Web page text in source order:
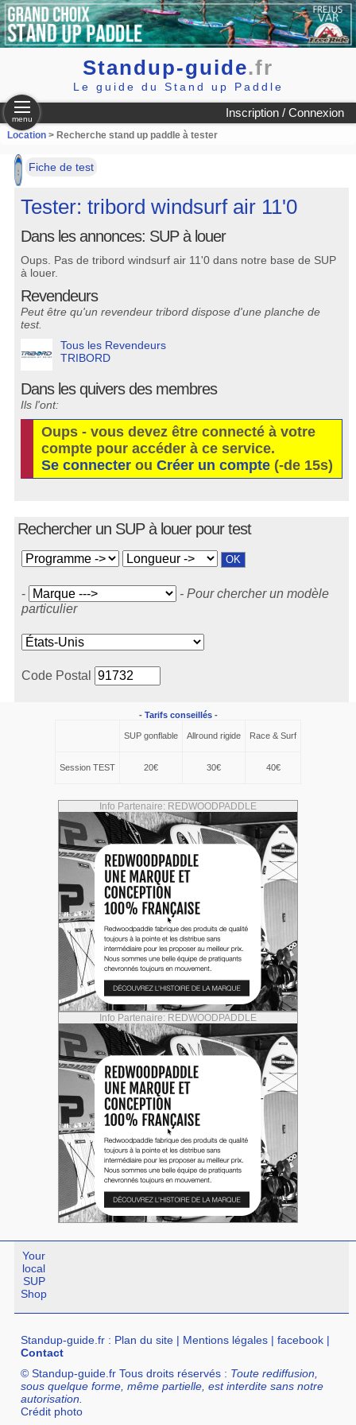
Standup-guide.fr
Le guide du Stand up Paddle
Inscription / Connexion
menu
Location> Recherche stand up paddle à tester
Fiche de test
Tester: tribord windsurf air 11'0
Dans les annonces: SUP à louer
Oups. Pas de tribord windsurf air 11'0 dans notre base de SUP
à louer.
Revendeurs
Peut être qu'un revendeur tribord dispose d'une planche de
test.
Tous les Revendeurs
TRIBORD
Dans les quivers des membres
Ils l'ont:
Oups - vous devez être connecté à votre
compte pour accéder à ce service.
Se connecter ouCréer un compte (-de 15s)
Rechercher un SUP à louer pour test
-
- Pour chercher un modèle
particulier
Code Postal
- Tarifs conseillés-
SUP gonflable Allround rigide Race & Surf
Session TEST 20€ 30€ 40€
Info Partenaire: REDWOODPADDLE
Info Partenaire: REDWOODPADDLE
Your
local
SUP
Shop
Standup-guide.fr : Plan du site | Mentions légales |facebook |
Contact
© Standup-guide.fr Tous droits réservés : Toute rediffusion,
sous quelque forme, même partielle, est interdite sans notre
autorisation.
Crédit photo